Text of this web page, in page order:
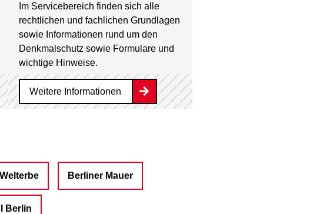
Im Servicebereich finden sich alle
rechtlichen und fachlichen Grundlagen
sowie Informationen rund um den
Denkmalschutz sowie Formulare und
wichtige Hinweise.
Weitere Informationen
Welterbe Berliner Mauer
Berlin